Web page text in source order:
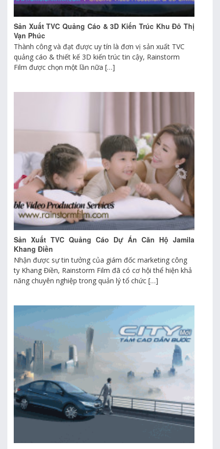
Sản Xuất TVC Quảng Cáo & 3D Kiến Trúc Khu Đô Thị
Vạn Phúc
Thành công và đạt được uy tín là đơn vị sản xuất TVC
quảng cáo & thiết kế 3D kiến trúc tin cậy, Rainstorm
Film được chọn một lần nữa […]
Sản Xuất TVC Quảng Cáo Dự Án Căn Hộ Jamila
Khang Điền
Nhận được sự tin tưởng của giám đốc marketing công
ty Khang Điền, Rainstorm Film đã có cơ hội thể hiện khả
năng chuyên nghiệp trong quản lý tổ chức […]